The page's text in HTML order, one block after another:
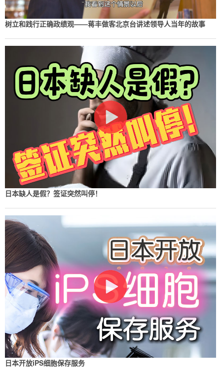
树立和践行正确政绩观——蒋丰做客北京台讲述领导人当年的故事
日本缺人是假？签证突然叫停！
日本开放iPS细胞保存服务